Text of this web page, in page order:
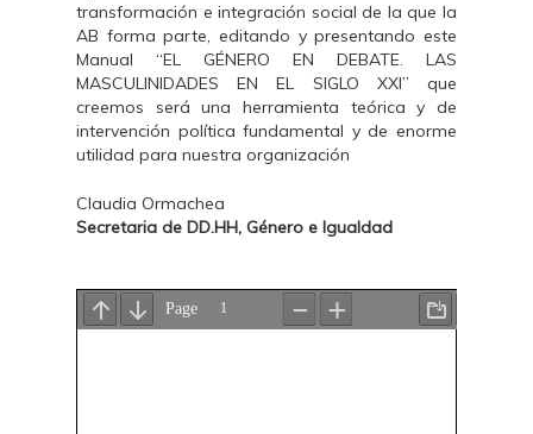
transformación e integración social de la que la
AB forma parte, editando y presentando este
Manual “EL GÉNERO EN DEBATE. LAS
MASCULINIDADES EN EL SIGLO XXI” que
creemos será una herramienta teórica y de
intervención política fundamental y de enorme
utilidad para nuestra organización
Claudia Ormachea
Secretaria de DD.HH, Género e Igualdad